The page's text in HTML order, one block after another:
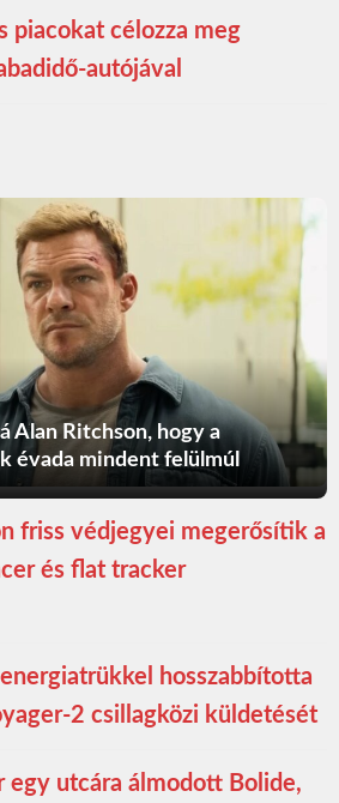
piacokat célozza meg
autójával
Alan Ritchson, hogy a
évada mindent felülmúl
friss védjegyei megerősítik a
és flat tracker
hosszabbította
2 csillagközi küldetését
egy utcára álmodott Bolide,